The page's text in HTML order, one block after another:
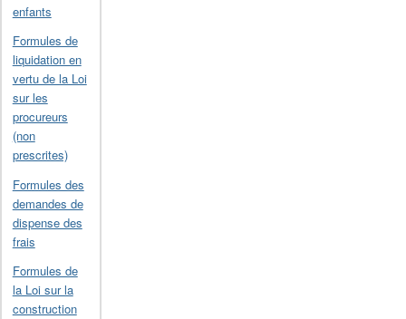
enfants
Formules de
liquidation en
vertu de la Loi
sur les
procureurs
(non
prescrites)
Formules des
demandes de
dispense des
frais
Formules de
la Loi sur la
construction